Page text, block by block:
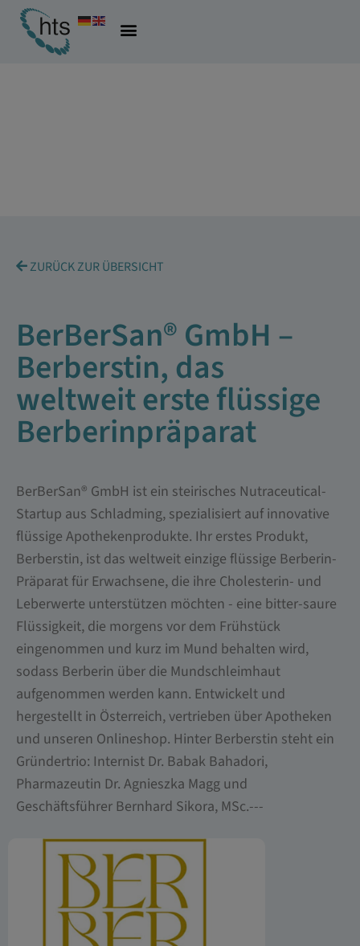
ZURÜCK ZUR ÜBERSICHT
BerBerSan® GmbH –
Berberstin, das
weltweit erste flüssige
Berberinpräparat
BerBerSan® GmbH ist ein steirisches Nutraceutical-
Startup aus Schladming, spezialisiert auf innovative
flüssige Apothekenprodukte. Ihr erstes Produkt,
Berberstin, ist das weltweit einzige flüssige Berberin-
Präparat für Erwachsene, die ihre Cholesterin- und
Leberwerte unterstützen möchten - eine bitter-saure
Flüssigkeit, die morgens vor dem Frühstück
eingenommen und kurz im Mund behalten wird,
sodass Berberin über die Mundschleimhaut
aufgenommen werden kann. Entwickelt und
hergestellt in Österreich, vertrieben über Apotheken
und unseren Onlineshop. Hinter Berberstin steht ein
Gründertrio: Internist Dr. Babak Bahadori,
Pharmazeutin Dr. Agnieszka Magg und
Geschäftsführer Bernhard Sikora, MSc.---